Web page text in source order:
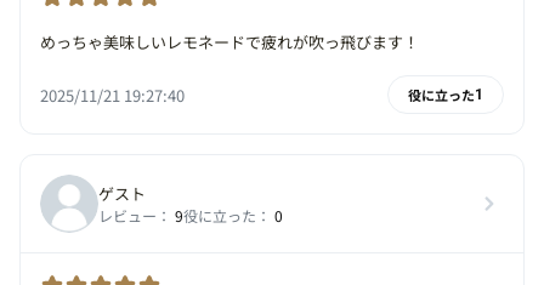
めっちゃ美味しいレモネードで疲れが吹っ飛びます！
2025/11/21 19:27:40 役に立った1
ゲスト
レビュー： 9役に立った： 0